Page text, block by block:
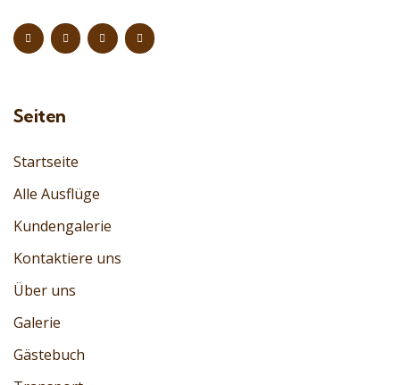
Seiten
Startseite
Alle Ausflüge
Kundengalerie
Kontaktiere uns
Über uns
Galerie
Gästebuch